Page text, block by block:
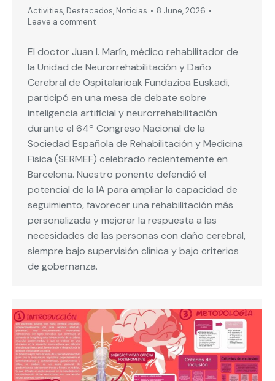
Activities, Destacados, Noticias
8 June, 2026
Leave a comment
El doctor Juan I. Marín, médico rehabilitador de
la Unidad de Neurorrehabilitación y Daño
Cerebral de Ospitalarioak Fundazioa Euskadi,
participó en una mesa de debate sobre
inteligencia artificial y neurorrehabilitación
durante el 64º Congreso Nacional de la
Sociedad Española de Rehabilitación y Medicina
Física (SERMEF) celebrado recientemente en
Barcelona. Nuestro ponente defendió el
potencial de la IA para ampliar la capacidad de
seguimiento, favorecer una rehabilitación más
personalizada y mejorar la respuesta a las
necesidades de las personas con daño cerebral,
siempre bajo supervisión clínica y bajo criterios
de gobernanza.